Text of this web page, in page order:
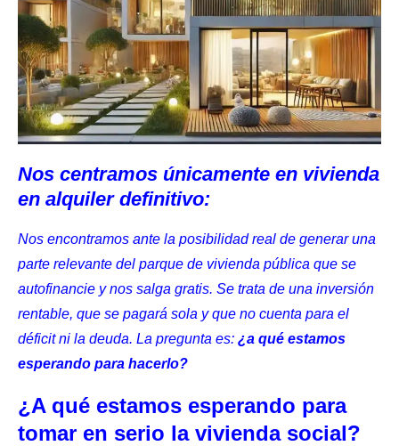
Nos centramos únicamente en vivienda
en alquiler definitivo:
Nos encontramos ante la posibilidad real de generar una
parte relevante del parque de vivienda pública que se
autofinancie y nos salga gratis. Se trata de una inversión
rentable, que se pagará sola y que no cuenta para el
déficit ni la deuda. La pregunta es: ¿a qué estamos
esperando para hacerlo?
¿A qué estamos esperando para
tomar en serio la vivienda social?